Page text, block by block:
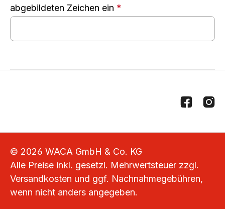
abgebildeten Zeichen ein *
© 2026 WACA GmbH & Co. KG
Alle Preise inkl. gesetzl. Mehrwertsteuer zzgl.
Versandkosten und ggf. Nachnahmegebühren,
wenn nicht anders angegeben.